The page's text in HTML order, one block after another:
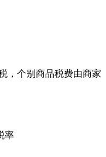
，个别商品税费由商家
率